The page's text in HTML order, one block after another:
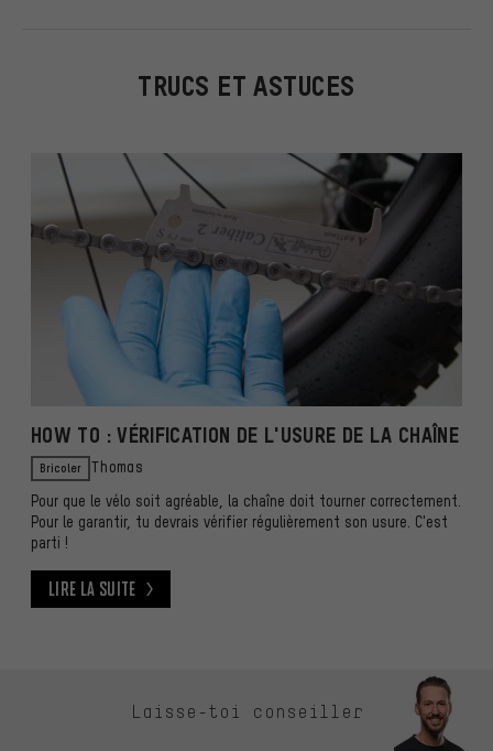
TRUCS ET ASTUCES
HOW TO : VÉRIFICATION DE L'USURE DE LA CHAÎNE
Bricoler Thomas
Pour que le vélo soit agréable, la chaîne doit tourner correctement.
Pour le garantir, tu devrais vérifier régulièrement son usure. C'est
parti !
Lire la suite
Laisse-toi conseiller